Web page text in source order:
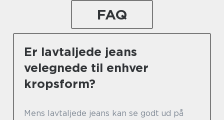
FAQ
Er lavtaljede jeans
velegnede til enhver
kropsform?
Mens lavtaljede jeans kan se godt ud på